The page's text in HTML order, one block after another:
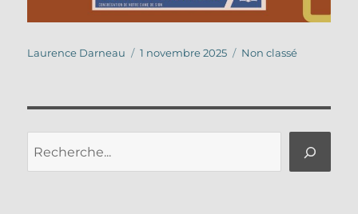
Auteur
Laurence Darneau
Publié
1 novembre 2025 Catégories
Non classé